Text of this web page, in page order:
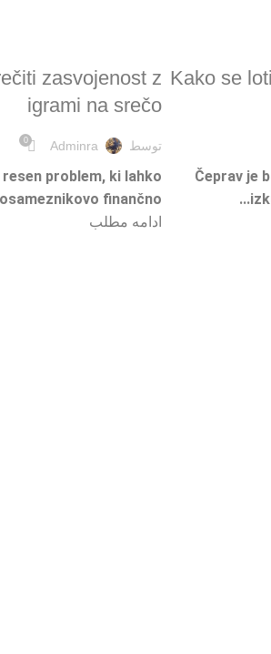
Kako se
Čeprav je
zasvojenost z
igrami na srečo
توسط Adminra
0
problem, ki lahko
finančno ...
ادامه مطلب